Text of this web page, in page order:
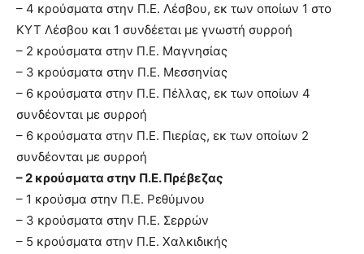
– 4 κρούσματα στην Π.Ε. Λέσβου, εκ των οποίων 1 στο
ΚΥΤ Λέσβου και 1 συνδέεται με γνωστή συρροή
– 2 κρούσματα στην Π.Ε. Μαγνησίας
– 3 κρούσματα στην Π.Ε. Μεσσηνίας
– 6 κρούσματα στην Π.Ε. Πέλλας, εκ των οποίων 4
συνδέονται με συρροή
– 6 κρούσματα στην Π.Ε. Πιερίας, εκ των οποίων 2
συνδέονται με συρροή
– 2 κρούσματα στην Π.Ε. Πρέβεζας
– 1 κρούσμα στην Π.Ε. Ρεθύμνου
– 3 κρούσματα στην Π.Ε. Σερρών
– 5 κρούσματα στην Π.Ε. Χαλκιδικής